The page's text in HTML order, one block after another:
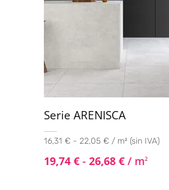
Serie ARENISCA
16,31 € - 22,05 € / m² (sin IVA)
19,74 € - 26,68 € / m2